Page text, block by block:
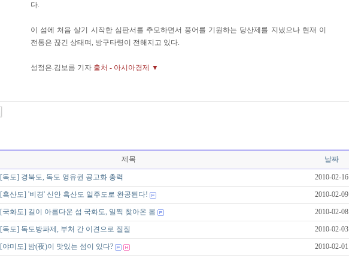
다.
이 섬에 처음 살기 시작한 심판서를 추모하면서 풍어를 기원하는 당산제를 지냈으나 현재 이
전통은 끊긴 상태며, 방구타령이 전해지고 있다.
성정은.김보름 기자 출처 - 아시아경제 ▼
제목 날짜
[독도] 경북도, 독도 영유권 공고화 총력 2010-02-16
[흑산도] '비경' 신안 흑산도 일주도로 완공된다! 2010-02-09
[국화도] 길이 아름다운 섬 국화도, 일찍 찾아온 봄 2010-02-08
[독도] 독도방파제, 부처 간 이견으로 질질 2010-02-03
[야미도] 밤(夜)이 맛있는 섬이 있다? 2010-02-01